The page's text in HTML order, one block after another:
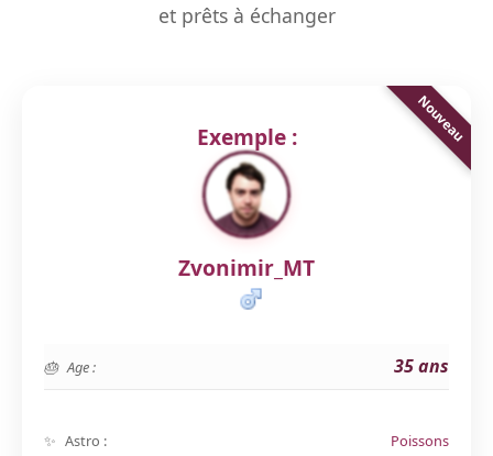
et prêts à échanger
Exemple :
Zvonimir_MT
Age : 35 ans
Astro : Poissons